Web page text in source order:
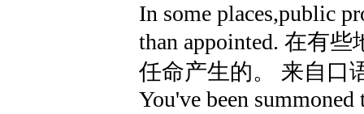
In some places,public
than appointed. 在有
任命产生的。 来自口
You've been